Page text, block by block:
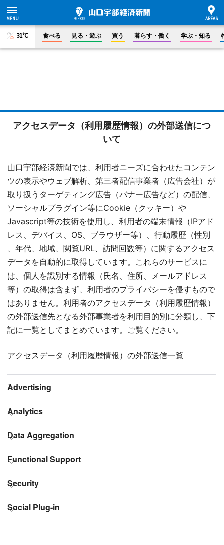
31°C 食べる 見る・遊ぶ 買う 暮らす・働く 学ぶ・知る
アクセスデータ（利用履歴情報）の外部送信につ
いて
山口宇部経済新聞では、利用者ニーズに合わせたコンテン
ツの表示やウェブ解析、第三者配信事業者（広告会社）が
取り扱うターゲティング広告（バナー広告など）の配信、
ソーシャルプラグイン等にCookie（クッキー）や
Javascript等の技術を使用し、利用者の端末情報（IPアド
レス、デバイス、OS、ブラウザー等）、行動履歴（性別
、年代、地域、閲覧URL、訪問回数等）に関するアクセス
データを自動的に取得しています。これらのサービスに
は、個人を識別する情報（氏名、住所、メールアドレス
等）の取得は含まず、利用者のプライバシーを侵すもので
はありません。利用者のアクセスデータ（利用履歴情報）
の外部送信先となる外部事業者を利用目的別に分類し、下
記に一覧としてまとめています。ご覧ください。
アクセスデータ（利用履歴情報）の外部送信一覧